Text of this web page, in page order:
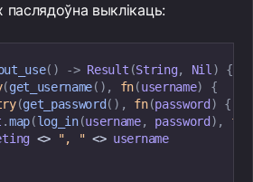
паслядоўна выклікаць:
( ) -> Result (String, Nil )
{
(get_username( ) , fn(username)
{
(get_password ( ) , fn(password )
{
.map(log_in(username, password ) , fn
<> ", " <> username